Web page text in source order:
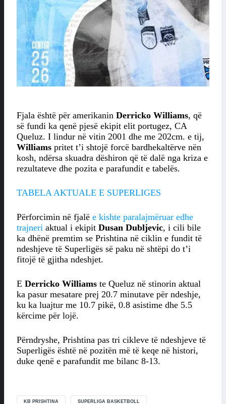
Fjala është për amerikanin Derricko Williams, që
së fundi ka qenë pjesë ekipit elit portugez, CA
Queluz. I lindur në vitin 2001 dhe me 202cm. e tij,
Williams pritet t’i shtojë forcë bardhekaltërve nën
kosh, ndërsa skuadra dëshiron që të dalë nga kriza e
rezultateve dhe pozita e parafundit e tabelës.
TABELA AKTUALE E SUPERLIGES
Përforcimin në fjalë e kishte paralajmëruar edhe
trajneri aktual i ekipit Dusan Dubljevic, i cili bile
ka dhënë premtim se Prishtina në ciklin e fundit të
ndeshjeve të Superligës së paku në shtëpi do t’i
fitojë të gjitha ndeshjet.
E Derricko Williams te Queluz në stinorin aktual
ka pasur mesatare prej 20.7 minutave për ndeshje,
ku ka luajtur me 10.7 pikë, 0.8 asistime dhe 5.5
kërcime për lojë.
Përndryshe, Prishtina pas tri cikleve të ndeshjeve të
Superligës është në pozitën më të keqe në histori,
duke qenë e parafundit me bilanc 8-13.
KB PRISHTINA SUPERLIGA BASKETBOLL